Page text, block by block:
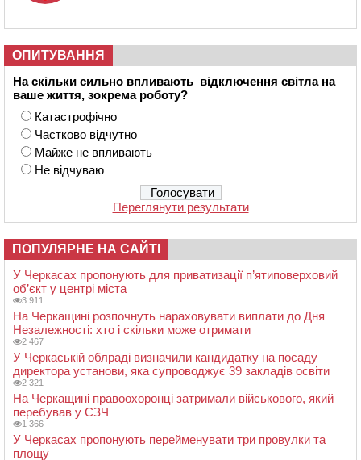
ОПИТУВАННЯ
На скільки сильно впливають відключення світла на
ваше життя, зокрема роботу?
Катастрофічно
Частково відчутно
Майже не впливають
Не відчуваю
Переглянути результати
ПОПУЛЯРНЕ НА САЙТІ
У Черкасах пропонують для приватизації п’ятиповерховий
об’єкт у центрі міста
3 911
На Черкащині розпочнуть нараховувати виплати до Дня
Незалежності: хто і скільки може отримати
2 467
У Черкаській облраді визначили кандидатку на посаду
директора установи, яка супроводжує 39 закладів освіти
2 321
На Черкащині правоохоронці затримали військового, який
перебував у СЗЧ
1 366
У Черкасах пропонують перейменувати три провулки та
площу